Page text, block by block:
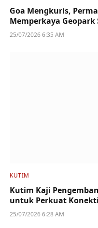
Goa Mengkuris,
Memperkaya
25/07/2026 6:35 AM
KUTIM
Kutim Kaji
untuk Perkuat
25/07/2026 6:28 AM